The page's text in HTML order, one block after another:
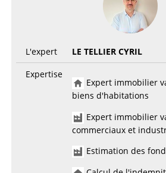
L'expert
LE TELLIER CYRIL
Expertise
Expert immobilier
biens d'habitations
Expert immobilier
commerciaux et
Estimation des